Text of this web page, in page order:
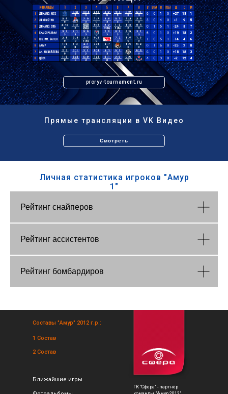
proryv-tournament.ru
Прямые трансляции в VK Видео
Смотреть
Личная статистика игроков "Амур
1"
Рейтинг снайперов
Рейтинг ассистентов
Рейтинг бомбардиров
1 Состав
2 Состав
Составы "Амур" 2012 г.р.:
Ближайшие игры
ГК "Сфера" - партнёр